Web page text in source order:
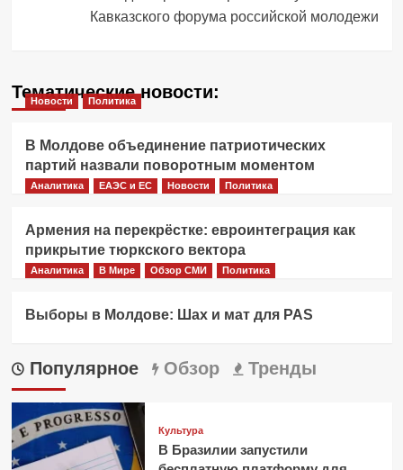
Кавказского форума российской молодежи
Тематические новости:
Новости Политика
В Молдове объединение патриотических
партий назвали поворотным моментом
Аналитика ЕАЭС и ЕС Новости Политика
Армения на перекрёстке: евроинтеграция как
прикрытие тюркского вектора
Аналитика В Мире Обзор СМИ Политика
Выборы в Молдове: Шах и мат для PAS
Популярное Обзор Тренды
Культура
В Бразилии запустили